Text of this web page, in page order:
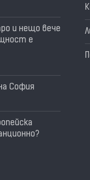
и нещо вече
е
София